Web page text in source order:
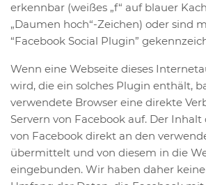
erkennbar (weißes „f“ auf blauer
„Daumen hoch“-Zeichen) oder sind
“Facebook Social Plugin”
Wenn eine Webseite dieses
wird, die ein solches Plugin enthält,
verwendete Browser eine direkte
Servern von Facebook auf. Der
von Facebook direkt an den
übermittelt und von diesem in die
eingebunden. Wir haben daher